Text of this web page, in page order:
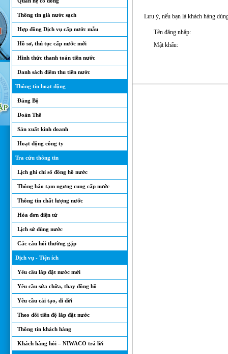
Thông tin giá nước sạch
Hợp đồng Dịch vụ cấp nước mẫu
Hồ sơ, thủ tục cấp nước mới
Hình thức thanh toán tiền nước
Danh sách điểm thu tiền nước
Thông tin hoạt động
Đảng Bộ
Đoàn Thể
Sản xuất kinh doanh
Hoạt động công ty
Tra cứu thông tin
Lịch ghi chỉ số đồng hồ nước
Thông báo tạm ngưng cung cấp nước
Thông tin chất lượng nước
Hóa đơn điện tử
Lịch sử dùng nước
Các câu hỏi thường gặp
Dịch vụ - Tiện ích
Yêu cầu lắp đặt nước mới
Yêu cầu sửa chữa, thay đồng hồ
Yêu cầu cải tạo, di dời
Theo dõi tiến độ lắp đặt nước
Thông tin khách hàng
Khách hàng hỏi – NIWACO trả lời
Lưu ý, nếu bạn là khách hàng
Tên đăng nhập:
Mật khẩu: